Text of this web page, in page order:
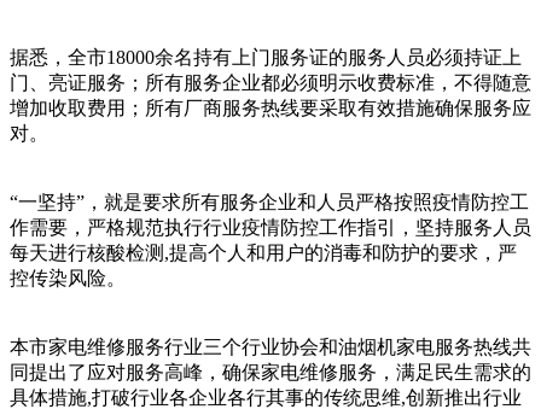
据悉，全市18000余名持有上门服务证的服务人员必须持证上
门、亮证服务；所有服务企业都必须明示收费标准，不得随意
增加收取费用；所有厂商服务热线要采取有效措施确保服务应
对。
“一坚持”，就是要求所有服务企业和人员严格按照疫情防控工
作需要，严格规范执行行业疫情防控工作指引，坚持服务人员
每天进行核酸检测,提高个人和用户的消毒和防护的要求，严
控传染风险。
本市家电维修服务行业三个行业协会和油烟机家电服务热线共
同提出了应对服务高峰，确保家电维修服务，满足民生需求的
具体措施,打破行业各企业各行其事的传统思维,创新推出行业